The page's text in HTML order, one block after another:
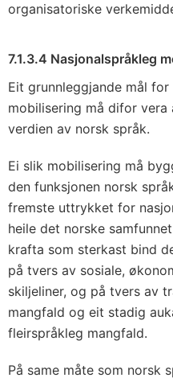
organisatoriske
7.1.3.4 Nasjonalspråkleg
Eit grunnleggjande mål
mobilisering må difor
verdien av norsk språk.
Ei slik mobilisering må
den funksjonen norsk
fremste uttrykket for
heile det norske
krafta som sterkast bind
på tvers av sosiale,
skiljeliner, og på tvers av
mangfald og eit stadig
fleirspråkleg mangfald.
På same måte som norsk